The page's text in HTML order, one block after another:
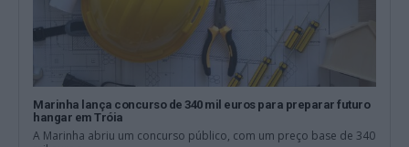
Marinha lança concurso de 340 mil euros para preparar futuro
hangar em Tróia
A Marinha abriu um concurso público, com um preço base de 340